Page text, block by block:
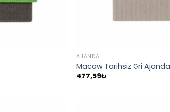
AJANDA
Macaw Tarihsiz Gri Ajanda
477,59₺